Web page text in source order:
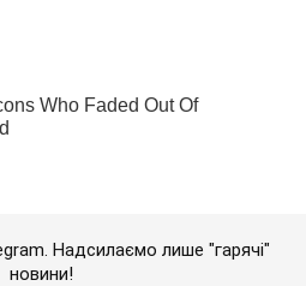
Надсилаємо лише "гарячі"
новини!